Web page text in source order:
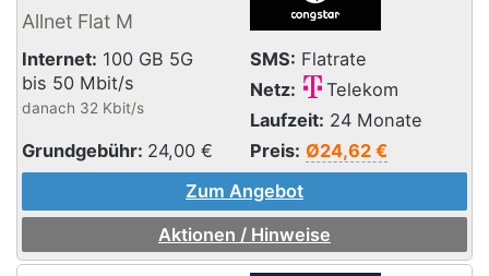
Allnet Flat M
Internet: 100 GB 5G
bis 50 Mbit/s
danach 32 Kbit/s
SMS: Flatrate
Netz:
Telekom
Laufzeit: 24 Monate
Grundgebühr: 24,00 € Preis: Ø24,62 €
Zum Angebot
Aktionen / Hinweise